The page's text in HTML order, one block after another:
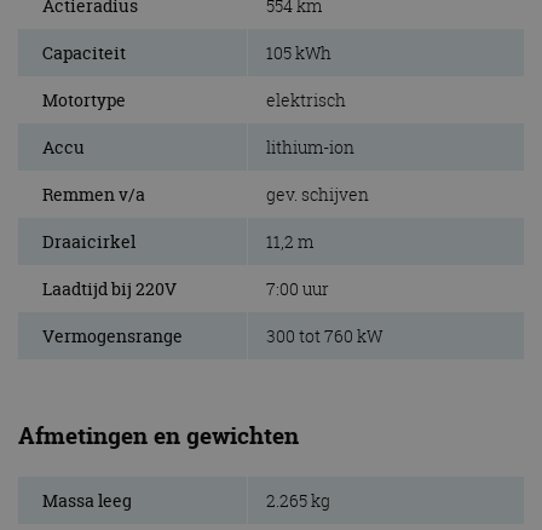
Actieradius 554 km
Capaciteit 105 kWh
Motortype elektrisch
Accu lithium-ion
Remmen v/a gev. schijven
Draaicirkel 11,2 m
Laadtijd bij 220V 7:00 uur
Vermogensrange 300 tot 760 kW
Afmetingen en gewichten
Massa leeg 2.265 kg